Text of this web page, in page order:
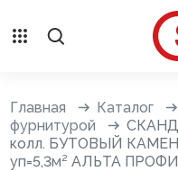
Сайдинг с фурнитурой
Главная Каталог
фурнитурой
колл. БУТОВЫЙ
уп=5,3м² АЛЬТА